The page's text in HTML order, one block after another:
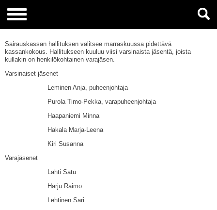
Sairauskassan hallituksen valitsee marraskuussa pidettävä
kassankokous. Hallitukseen kuuluu viisi varsinaista jäsentä, joista
kullakin on henkilökohtainen varajäsen.
Varsinaiset jäsenet
Leminen Anja, puheenjohtaja
Purola Timo-Pekka, varapuheenjohtaja
Haapaniemi Minna
Hakala Marja-Leena
Kiri Susanna
Varajäsenet
Lahti Satu
Harju Raimo
Lehtinen Sari